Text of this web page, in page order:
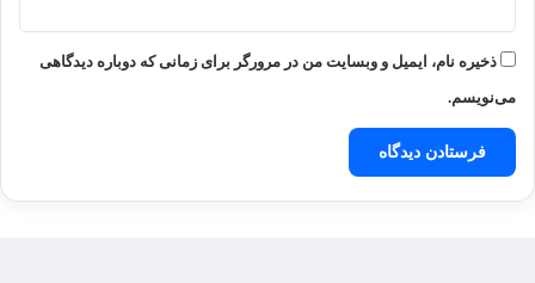
ذخیره نام، ایمیل و وبسایت من در مرورگر برای زمانی که دوباره دیدگاهی
می‌نویسم.